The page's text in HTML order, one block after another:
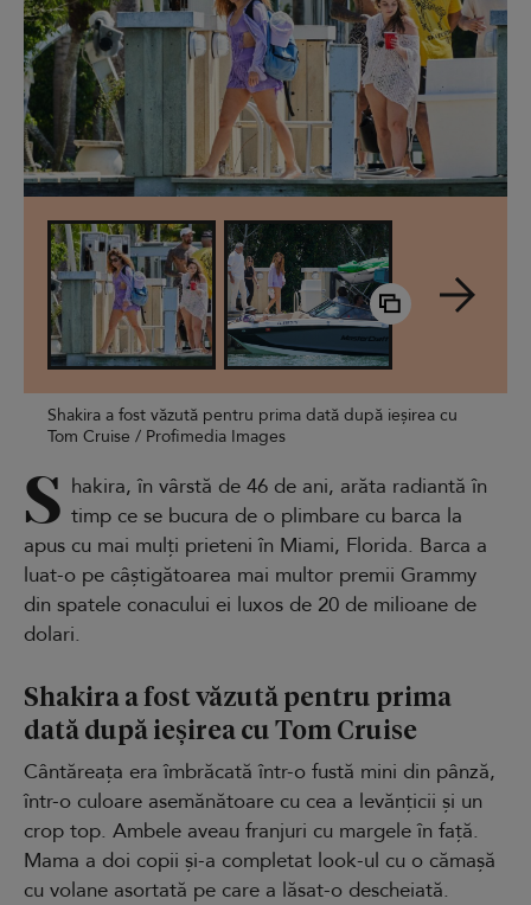
Shakira a fost văzută pentru prima dată după ieșirea cu
Tom Cruise / Profimedia Images
S hakira, în vârstă de 46 de ani, arăta radiantă în
timp ce se bucura de o plimbare cu barca la
apus cu mai mulți prieteni în Miami, Florida. Barca a
luat-o pe câștigătoarea mai multor premii Grammy
din spatele conacului ei luxos de 20 de milioane de
dolari.
Shakira a fost văzută pentru prima
dată după ieșirea cu Tom Cruise
Cântăreața era îmbrăcată într-o fustă mini din pânză,
într-o culoare asemănătoare cu cea a levănțicii și un
crop top. Ambele aveau franjuri cu margele în față.
Mama a doi copii și-a completat look-ul cu o cămașă
cu volane asortată pe care a lăsat-o descheiată.